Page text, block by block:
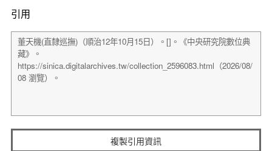
引用
複製引用資訊